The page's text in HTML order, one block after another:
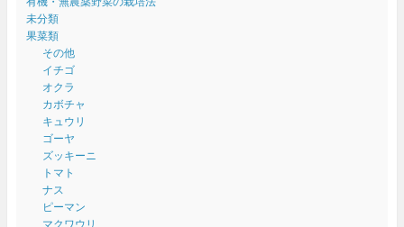
未分類
果菜類
その他
イチゴ
オクラ
カボチャ
キュウリ
ゴーヤ
ズッキーニ
トマト
ナス
ピーマン
マクワウリ